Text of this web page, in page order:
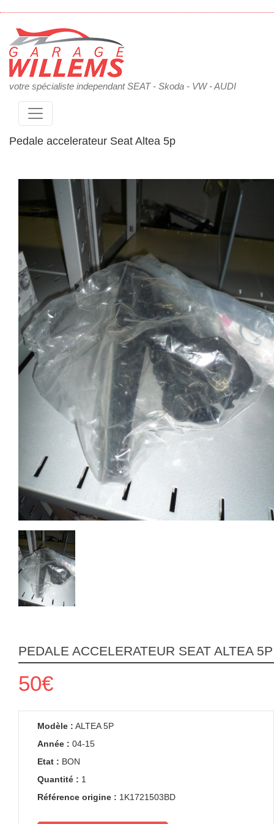
votre spécialiste independant SEAT - Skoda - VW - AUDI
Pedale accelerateur Seat Altea 5p
PEDALE ACCELERATEUR SEAT ALTEA 5P
50€
Modèle : ALTEA 5P
Année : 04-15
Etat : BON
Quantité : 1
Référence origine : 1K1721503BD